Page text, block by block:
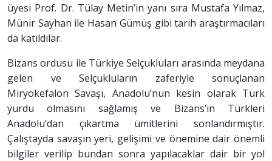
üyesi Prof. Dr. Tülay Metin’in yanı sıra Mustafa Yılmaz,
Münir Sayhan ile Hasan Gümüş gibi tarih araştırmacıları
da katıldılar.
Bizans ordusu ile Türkiye Selçukluları arasında meydana
gelen ve Selçukluların zaferiyle sonuçlanan
Miryokefalon Savaşı, Anadolu’nun kesin olarak Türk
yurdu olmasını sağlamış ve Bizans’ın Türkleri
Anadolu’dan çıkartma ümitlerini sonlandırmıştır.
Çalıştayda savaşın yeri, gelişimi ve önemine dair önemli
bilgiler verilip bundan sonra yapılacaklar dair bir yol